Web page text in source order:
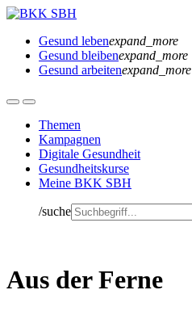
Gesund lebenexpand_more
Gesund bleibenexpand_more
Gesund arbeitenexpand_more
Themen
Kampagnen
Digitale Gesundheit
Gesundheitskurse
Meine BKK SBH
/suche
Aus der Ferne